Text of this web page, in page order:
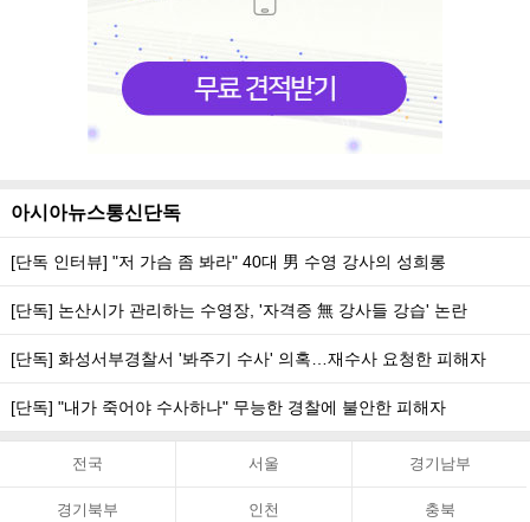
아시아뉴스통신단독
[단독 인터뷰] "저 가슴 좀 봐라" 40대 男 수영 강사의 성희롱
[단독] 논산시가 관리하는 수영장, '자격증 無 강사들 강습' 논란
[단독] 화성서부경찰서 '봐주기 수사' 의혹…재수사 요청한 피해자
[단독] "내가 죽어야 수사하나" 무능한 경찰에 불안한 피해자
전국 서울 경기남부
경기북부 인천 충북